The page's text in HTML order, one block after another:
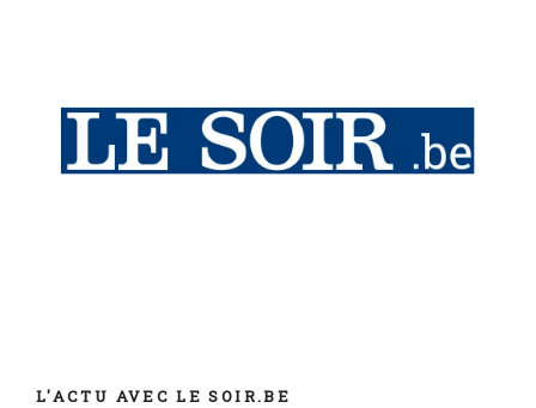
L'ACTU AVEC LE SOIR.BE